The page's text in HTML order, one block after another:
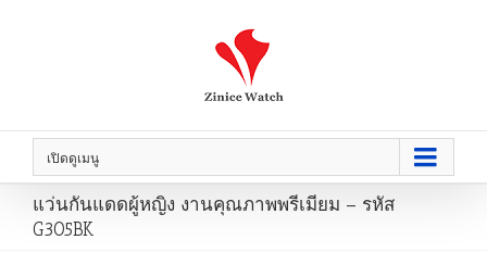
เปิดดูเมนู
แว่นกันแดดผู้หญิง งานคุณภาพพรีเมียม – รหัส
G305BK